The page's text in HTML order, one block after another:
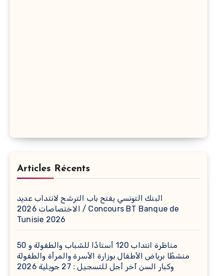
Articles Récents
البنك التونسي يفتح باب الترشح لانتداب عديد
الاختصاصات 2026 / Concours BT Banque de
Tunisie 2026
مناظرة انتداب 120 أستاذًا للشباب والطفولة و 50
منشطًا برياض الأطفال بوزارة الأسرة والمرأة والطفولة
وكبار السن آخر أجل للتسجيل : 27 جويلية 2026